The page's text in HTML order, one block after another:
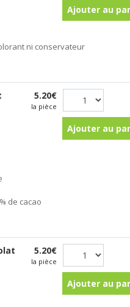
Ajouter au
ni conservateur
5.20€
la pièce
Ajouter au
de cacao
5.20€
la pièce
Ajouter au